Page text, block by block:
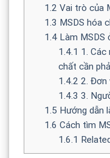
1.2 Vai trò của
1.3 MSDS hóa
1.4Làm MSDS
1.4.1 1. Các
chất cần
1.4.2 2. Đơn
1.4.3 3.
1.5 Hướng dẫn
1.6 Cách tìm
1.6.1